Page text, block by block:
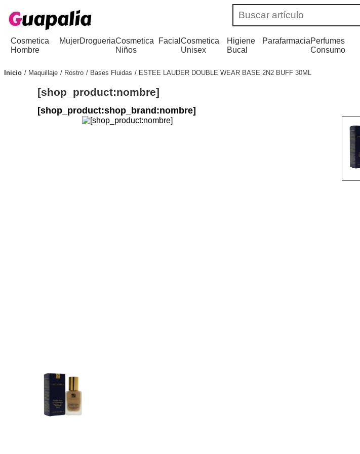
Cosmetica
Hombre
MujerDrogueriaCosmetica
Niños
FacialCosmetica
Unisex
Higiene
Bucal
ParafarmaciaPerfumes
Consumo
Inicio Maquillaje Rostro Bases Fluidas ESTEE LAUDER DOUBLE WEAR BASE 2N2 BUFF 30ML
[shop_product:nombre]
[shop_product:shop_brand:nombre]